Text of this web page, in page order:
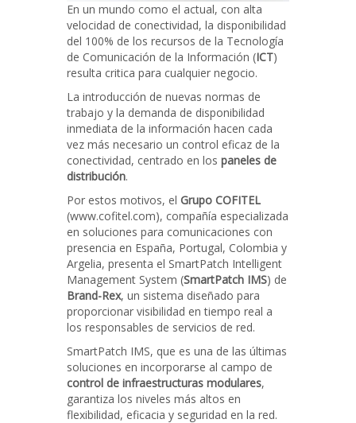
En un mundo como el actual, con alta
velocidad de conectividad, la disponibilidad
del 100% de los recursos de la Tecnología
de Comunicación de la Información (ICT)
resulta critica para cualquier negocio.
La introducción de nuevas normas de
trabajo y la demanda de disponibilidad
inmediata de la información hacen cada
vez más necesario un control eficaz de la
conectividad, centrado en los paneles de
distribución.
Por estos motivos, el Grupo COFITEL
(www.cofitel.com), compañía especializada
en soluciones para comunicaciones con
presencia en España, Portugal, Colombia y
Argelia, presenta el SmartPatch Intelligent
Management System (SmartPatch IMS) de
Brand-Rex, un sistema diseñado para
proporcionar visibilidad en tiempo real a
los responsables de servicios de red.
SmartPatch IMS, que es una de las últimas
soluciones en incorporarse al campo de
control de infraestructuras modulares,
garantiza los niveles más altos en
flexibilidad, eficacia y seguridad en la red.